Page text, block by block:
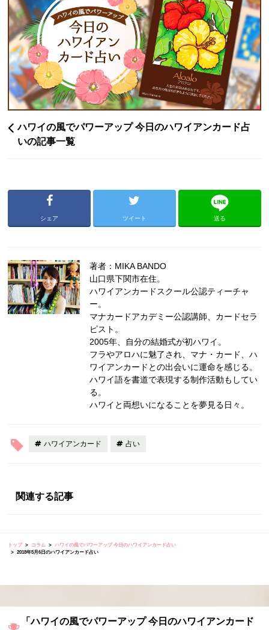
ハワイの風でパワーアップ 今日のハワイアンカード占
いの記事一覧
シェア ツイート 送る
著者：MIKA BANDO
山口県下関市在住。
ハワイアンカードスクール公認ティーチャ
ー。
マナカードアカデミー公認講師、カードセラ
ピスト。
2005年、自分の結婚式が初ハワイ。
フラやアロハに魅了され、マナ・カード、ハ
ワイアンカードとの出会いに運命を感じる。
ハワイ語を書道で表現する制作活動もしてい
る。
ハワイと両想いになることを夢見る日々。
ハワイアンカード 占い
関連する記事
トップ コラム
ハワイの風でパワーアップ 今日のハワイアンカード占い
2018年5月6日のハワイアンカード占い
「ハワイの風でパワーアップ 今日のハワイアンカード